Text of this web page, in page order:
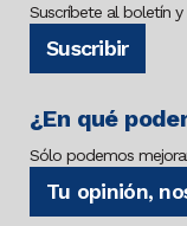
Suscríbete al boletín
Suscribir
¿En qué
Sólo podemos
Tu opinión,